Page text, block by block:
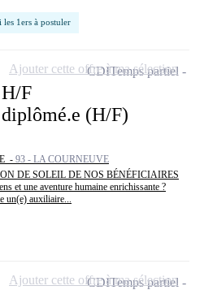
les 1ers à postuler
F
(H/F)
- 93 - LA COURNEUVE
DE SOLEIL DE NOS BÉNÉFICIAIRES
et une aventure humaine enrichissante ?
un(e) auxiliaire...
CDITemps partiel
Ajouter cette offre à ma sélection
CDITemps partiel
Ajouter cette offre à ma sélection